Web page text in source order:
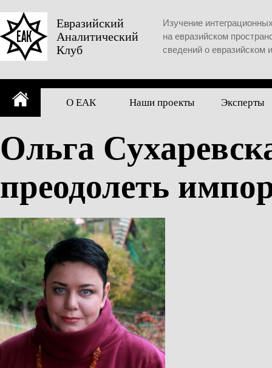
to
content
Евразийский
Аналитический
Клуб
Изучение
на евразийском
сведений о евразийском
О ЕАК Наши проекты Эксперты
Ольга
преодолеть